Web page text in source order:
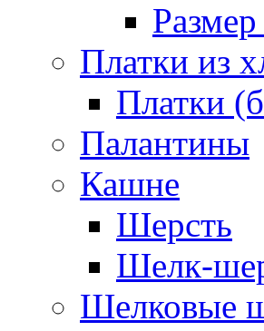
Платки из
Платки
Палантины
Кашне
Шерсть
Шелк-
Шелковые